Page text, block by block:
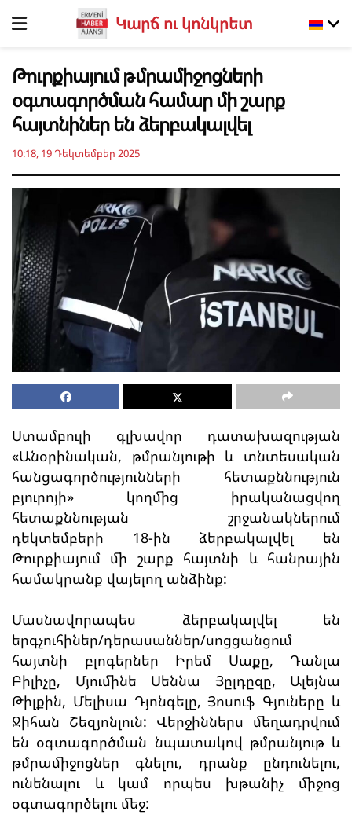
Կարճ ու կոնկրետ
Թուրքիայում թմրամիջոցների
օգտագործման համար մի շարք
հայտնիներ են ձերբակալվել
10:18, 19 Դեկտեմբեր 2025
Ստամբուլի գլխավոր դատախազության
«Անօրինական, թմրանյութի և տնտեսական
հանցագործությունների հետաքննություն
բյուրոյի» կողմից իրականացվող
հետաքննության շրջանակներում
դեկտեմբերի 18-ին ձերբակալվել են
Թուրքիայում մի շարք հայտնի և հանրային
համակրանք վայելող անձինք:
Մասնավորապես ձերբակալվել են
երգչուհիներ/դերասաններ/սոցցանցում
հայտնի բլոգերներ Իրեմ Սաքը, Դանլա
Բիլիչը, Մյումինե Սեննա Յըլդըզը, Ալեյնա
Թիլքին, Մելիսա Դյոնգելը, Յոսուֆ Գյուները և
Ջիհան Շեզյոնլուն: Վերջիններս մեղադրվում
են օգտագործման նպատակով թմրանյութ և
թմրամիջոցներ գնելու, դրանք ընդունելու,
ունենալու և կամ որպես խթանիչ միջոց
օգտագործելու մեջ: